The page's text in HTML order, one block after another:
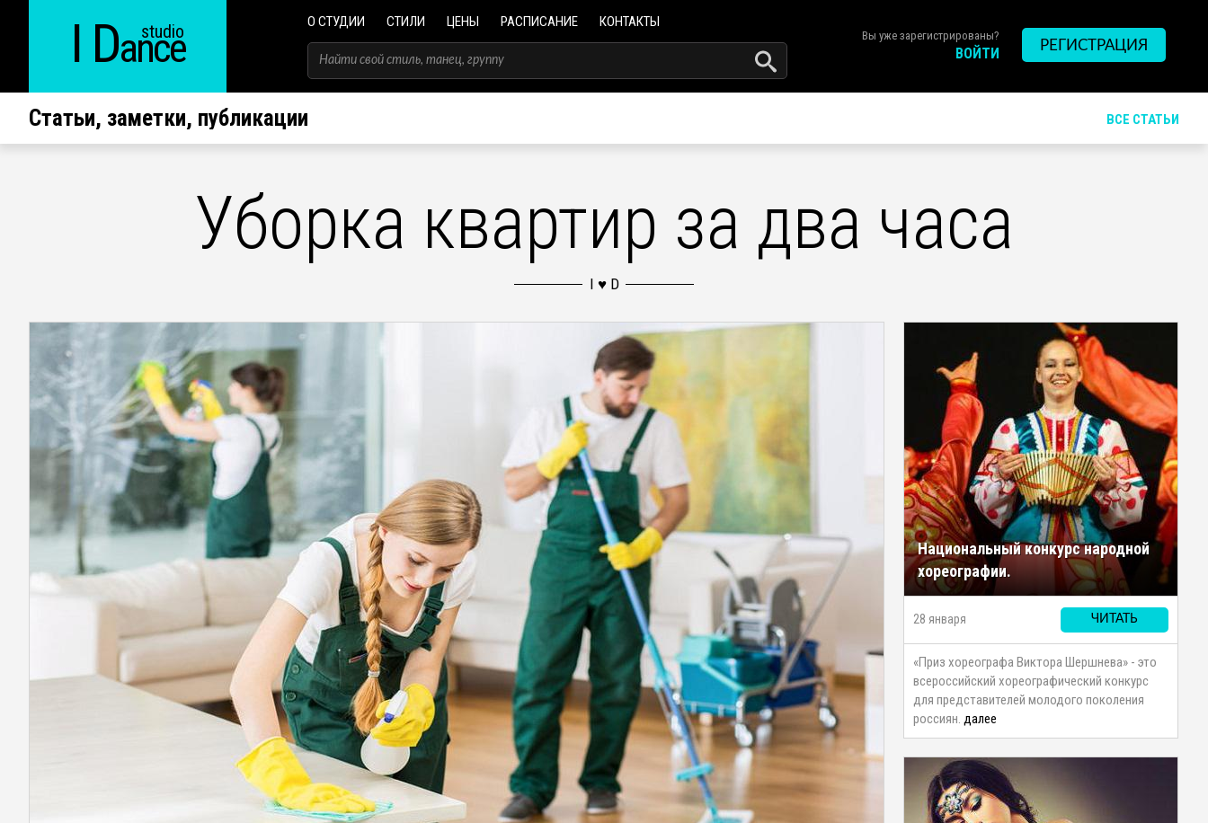
I Dance
studio О СТУДИИ СТИЛИ ЦЕНЫ РАСПИСАНИЕ КОНТАКТЫ
Вы уже зарегистрированы?
ВОЙТИ РЕГИСТРАЦИЯ
Статьи, заметки, публикации ВСЕ СТАТЬИ
Уборка квартир за два часа
Национальный конкурс народной
хореографии.
ЧИТАТЬ
28 января
«Приз хореографа Виктора Шершнева» - это
всероссийский хореографический конкурс
для представителей молодого поколения
россиян. далее